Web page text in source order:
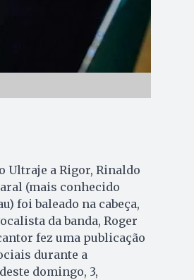
Ultraje a Rigor, Rinaldo
(mais conhecido
foi baleado na cabeça,
da banda, Roger
fez uma publicação
durante a
domingo, 3,